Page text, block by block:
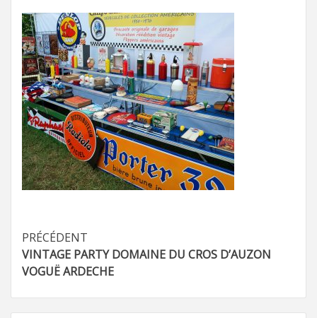
Navigation
d’article
PRÉCÉDENT
VINTAGE PARTY DOMAINE DU CROS D’AUZON
VOGUË ARDECHE